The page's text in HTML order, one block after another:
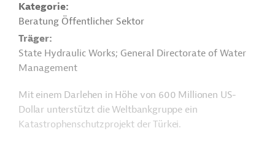
Kategorie
Beratung Öffentlicher Sektor
Träger
State Hydraulic Works; General Directorate of Water
Management
Mit einem Darlehen in Höhe von 600 Millionen US-
Dollar unterstützt die Weltbankgruppe ein
Katastrophenschutzprojekt der Türkei.